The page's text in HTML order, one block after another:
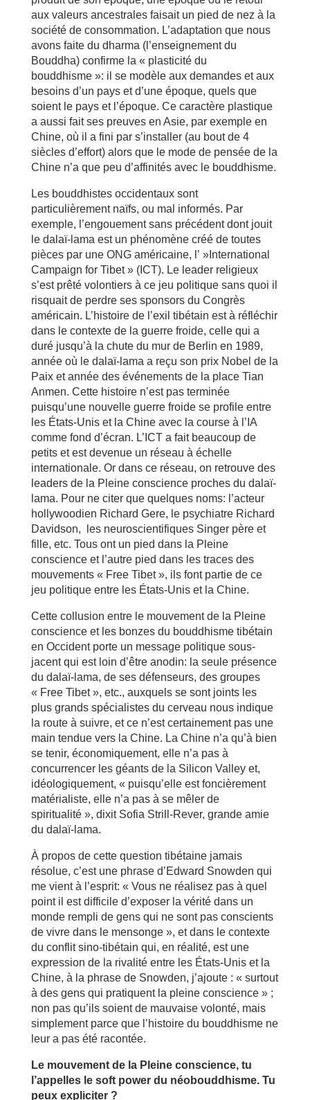
aux valeurs ancestrales faisait un pied de nez à la
société de consommation. L’adaptation que nous
avons faite du dharma (l’enseignement du
Bouddha) confirme la « plasticité du
bouddhisme »: il se modèle aux demandes et aux
besoins d’un pays et d’une époque, quels que
soient le pays et l’époque. Ce caractère plastique
a aussi fait ses preuves en Asie, par exemple en
Chine, où il a fini par s’installer (au bout de 4
siècles d’effort) alors que le mode de pensée de la
Chine n’a que peu d’affinités avec le bouddhisme.
Les bouddhistes occidentaux sont
particulièrement naïfs, ou mal informés. Par
exemple, l’engouement sans précédent dont jouit
le dalaï-lama est un phénomène créé de toutes
pièces par une ONG américaine, l’ »International
Campaign for Tibet » (ICT). Le leader religieux
s’est prêté volontiers à ce jeu politique sans quoi il
risquait de perdre ses sponsors du Congrès
américain. L’histoire de l’exil tibétain est à réfléchir
dans le contexte de la guerre froide, celle qui a
duré jusqu’à la chute du mur de Berlin en 1989,
année où le dalaï-lama a reçu son prix Nobel de la
Paix et année des événements de la place Tian
Anmen. Cette histoire n’est pas terminée
puisqu’une nouvelle guerre froide se profile entre
les États-Unis et la Chine avec la course à l’IA
comme fond d’écran. L’ICT a fait beaucoup de
petits et est devenue un réseau à échelle
internationale. Or dans ce réseau, on retrouve des
leaders de la Pleine conscience proches du dalaï-
lama. Pour ne citer que quelques noms: l’acteur
hollywoodien Richard Gere, le psychiatre Richard
Davidson, les neuroscientifiques Singer père et
fille, etc. Tous ont un pied dans la Pleine
conscience et l’autre pied dans les traces des
mouvements « Free Tibet », ils font partie de ce
jeu politique entre les États-Unis et la Chine.
Cette collusion entre le mouvement de la Pleine
conscience et les bonzes du bouddhisme tibétain
en Occident porte un message politique sous-
jacent qui est loin d’être anodin: la seule présence
du dalaï-lama, de ses défenseurs, des groupes
« Free Tibet », etc., auxquels se sont joints les
plus grands spécialistes du cerveau nous indique
la route à suivre, et ce n’est certainement pas une
main tendue vers la Chine. La Chine n’a qu’à bien
se tenir, économiquement, elle n’a pas à
concurrencer les géants de la Silicon Valley et,
idéologiquement, « puisqu’elle est foncièrement
matérialiste, elle n’a pas à se mêler de
spiritualité », dixit Sofia Strill-Rever, grande amie
du dalaï-lama.
À propos de cette question tibétaine jamais
résolue, c’est une phrase d’Edward Snowden qui
me vient à l’esprit: « Vous ne réalisez pas à quel
point il est difficile d’exposer la vérité dans un
monde rempli de gens qui ne sont pas conscients
de vivre dans le mensonge », et dans le contexte
du conflit sino-tibétain qui, en réalité, est une
expression de la rivalité entre les États-Unis et la
Chine, à la phrase de Snowden, j’ajoute : « surtout
à des gens qui pratiquent la pleine conscience » ;
non pas qu’ils soient de mauvaise volonté, mais
simplement parce que l’histoire du bouddhisme ne
leur a pas été racontée.
Le mouvement de la Pleine conscience, tu
l’appelles le soft power du néobouddhisme. Tu
peux expliciter ?